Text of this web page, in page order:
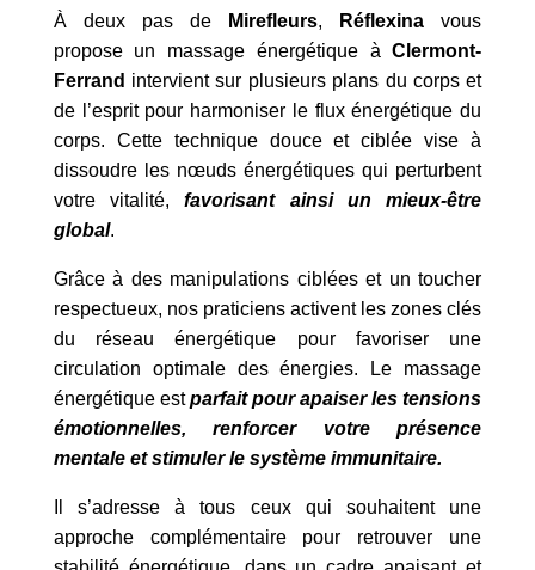
À deux pas de Mirefleurs, Réflexina vous
propose un massage énergétique àClermont-
Ferrand intervient sur plusieurs plans du corps et
de l’esprit pour harmoniser le flux énergétique du
corps. Cette technique douce et ciblée vise à
dissoudre les nœuds énergétiques qui perturbent
votre vitalité,favorisant ainsi un mieux-être
global.
Grâce à des manipulations ciblées et un toucher
respectueux, nos praticiens activent les zones clés
du réseau énergétique pour favoriser une
circulation optimale des énergies. Le massage
énergétique estparfait pour apaiser les tensions
émotionnelles, renforcer votre présence
mentale et stimuler le système immunitaire.
Il s’adresse à tous ceux qui souhaitent une
approche complémentaire pour retrouver une